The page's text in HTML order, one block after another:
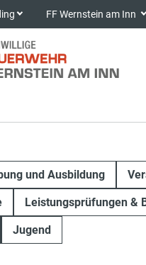
FF Wernstein am Inn
und Ausbildung
Leistungsprüfungen &
Jugend